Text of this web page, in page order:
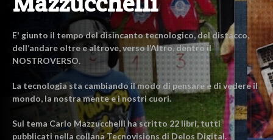
E' giunto il tempo del disincanto tecnologico, del distacco,
dell’andare oltre e altrove, verso l’Altro, dentro il
NOSTROVERSO.
La tecnologia sta cambiando il modo di pensare e di vedere il
mondo, la nostra mente e i nostri cuori.
Sul tema Carlo Mazzucchelli ha scritto 22 libri, tutti
pubblicati nella collana Tecnovisions di Delos Digital.